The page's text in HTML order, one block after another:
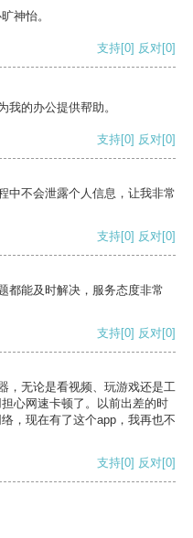
神怡。
支持[0] 反对[0]
我的办公提供帮助。
支持[0] 反对[0]
中不会泄露个人信息，让我非常
支持[0] 反对[0]
都能及时解决，服务态度非常
支持[0] 反对[0]
，无论是看视频、玩游戏还是工
心网速卡顿了。以前出差的时
，现在有了这个app，我再也不
支持[0] 反对[0]